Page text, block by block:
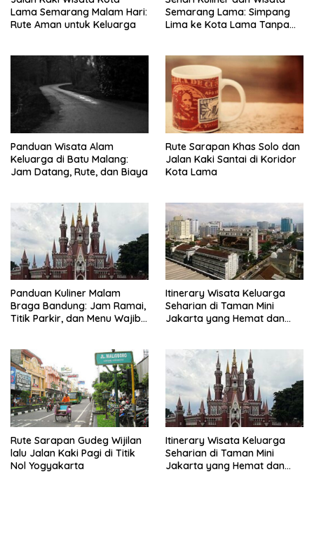
Lama Semarang Malam Hari:
Rute Aman untuk Keluarga
Semarang Lama: Simpang
Lima ke Kota Lama Tanpa
Panduan Wisata Alam
Keluarga di Batu Malang:
Jam Datang, Rute, dan Biaya
Rute Sarapan Khas Solo dan
Jalan Kaki Santai di Koridor
Kota Lama
Panduan Kuliner Malam
Braga Bandung: Jam Ramai,
Titik Parkir, dan Menu Wajib
Itinerary Wisata Keluarga
Seharian di Taman Mini
Jakarta yang Hemat dan
Rute Sarapan Gudeg Wijilan
lalu Jalan Kaki Pagi di Titik
Nol Yogyakarta
Itinerary Wisata Keluarga
Seharian di Taman Mini
Jakarta yang Hemat dan